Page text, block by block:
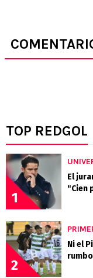
TOP REDGOL
1
El
"Cien
2
Ni el